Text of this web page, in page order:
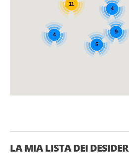
11
4
4 9
5
LA MIA LISTA DEI